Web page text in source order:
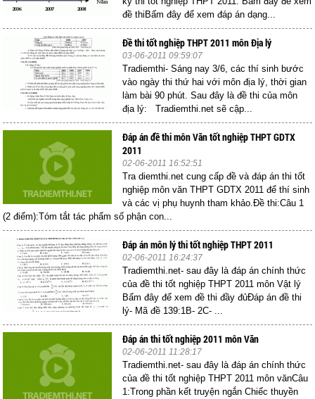
đề thiBấm đây để xem đáp án dạng...
Đề thi tốt nghiệp THPT 2011 môn Địa lý
03-06-2011 09:59:07
Tradiemthi- Sáng nay 3/6, các thí sinh bước
vào ngày thi thứ hai với môn địa lý, thời gian
làm bài 90 phút. Sau đây là đề thi của môn
địa lý: Tradiemthi.net sẽ cập...
Đáp án đề thi môn Văn tốt nghiệp THPT GDTX
2011
02-06-2011 16:52:51
Tra diemthi.net cung cấp đề và đáp án thi tốt
nghiệp môn văn THPT GDTX 2011 để thí sinh
và các vị phụ huynh tham khảo.Đề thi:Câu 1
(2 điểm):Tóm tắt tác phẩm số phận con...
Đáp án môn lý thi tốt nghiệp THPT 2011
02-06-2011 16:24:37
Tradiemthi.net- sau đây là đáp án chính thức
của đề thi tốt nghiệp THPT 2011 môn Vật lý
Bấm đây để xem đề thi đầy đủĐáp án đề thi
lý- Mã đề 139:1B- 2C- ...
Đáp án thi tốt nghiệp 2011 môn Văn
02-06-2011 11:28:17
Tradiemthi.net- sau đây là đáp án chính thức
của đề thi tốt nghiệp THPT 2011 môn vănCâu
1:Trong phần kết truyện ngắn Chiếc thuyền